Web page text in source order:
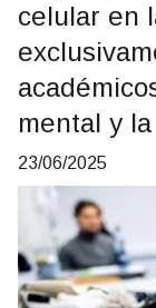
celular en
mental y
23/06/2025